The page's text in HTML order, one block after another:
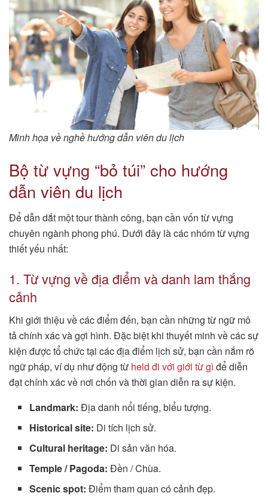
Minh họa về nghề hướng dẫn viên du lịch
Bộ từ vựng “bỏ túi” cho hướng
dẫn viên du lịch
Để dẫn dắt một tour thành công, bạn cần vốn từ vựng
chuyên ngành phong phú. Dưới đây là các nhóm từ vựng
thiết yếu nhất:
1. Từ vựng về địa điểm và danh lam thắng
cảnh
Khi giới thiệu về các điểm đến, bạn cần những từ ngữ mô
tả chính xác và gợi hình. Đặc biệt khi thuyết minh về các sự
kiện được tổ chức tại các địa điểm lịch sử, bạn cần nắm rõ
ngữ pháp, ví dụ như động từ held đi với giới từ gì để diễn
đạt chính xác về nơi chốn và thời gian diễn ra sự kiện.
Landmark: Địa danh nổi tiếng, biểu tượng.
Historical site: Di tích lịch sử.
Cultural heritage: Di sản văn hóa.
Temple / Pagoda: Đền / Chùa.
Scenic spot: Điểm tham quan có cảnh đẹp.